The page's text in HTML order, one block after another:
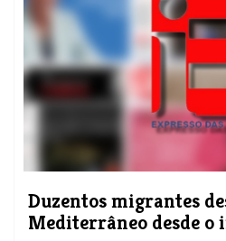
Duzentos migrantes
Mediterrâneo desde o